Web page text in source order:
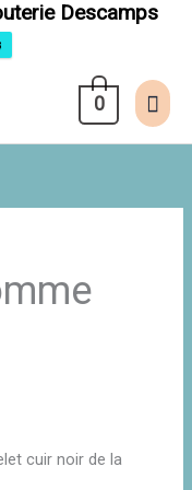
Descamps
0
cuir noir de la